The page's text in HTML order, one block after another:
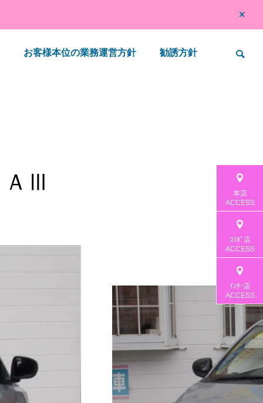
お客様本位の業務運営方針 勧誘方針
ンナップシ

Ⅲ
本店
ACCESS
ｺﾗﾎﾞ店
ACCESS
ｲﾝﾀｰ店
ACCESS